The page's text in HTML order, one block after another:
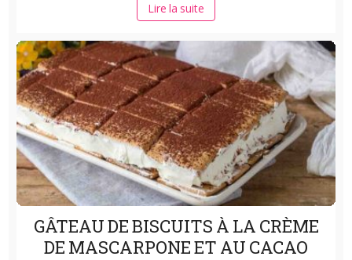
Lire la suite
GÂTEAU DE BISCUITS À LA CRÈME
DE MASCARPONE ET AU CACAO